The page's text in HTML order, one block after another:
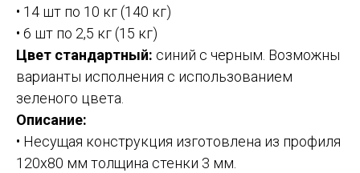
• 14 шт по 10 кг (140 кг)
• 6 шт по 2,5 кг (15 кг)
Цвет стандартный: синий с черным. Возможны
варианты исполнения с использованием
зеленого цвета.
Описание:
• Несущая конструкция изготовлена из профиля
120х80 мм толщина стенки 3 мм.